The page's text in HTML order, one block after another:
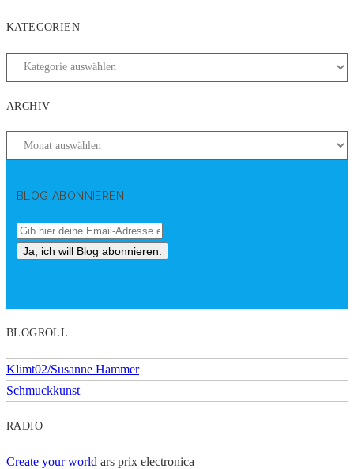
KATEGORIEN
ARCHIV
BLOG ABONNIEREN
BLOGROLL
Klimt02/Susanne Hammer
Schmuckkunst
RADIO
Create your world ars prix electronica